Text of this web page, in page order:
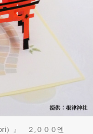
）』 ２,０００엔